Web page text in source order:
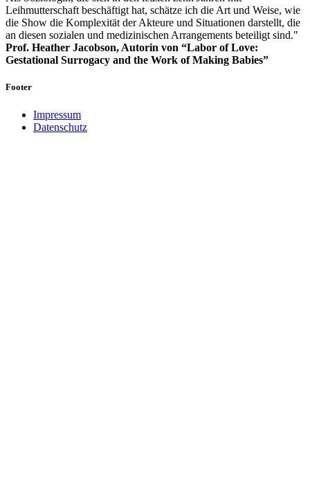
Leihmutterschaft beschäftigt hat, schätze ich die Art und Weise, wie
die Show die Komplexität der Akteure und Situationen darstellt, die
an diesen sozialen und medizinischen Arrangements beteiligt sind."
Prof. Heather Jacobson, Autorin von “Labor of Love:
Gestational Surrogacy and the Work of Making Babies”
Footer
Impressum
Datenschutz